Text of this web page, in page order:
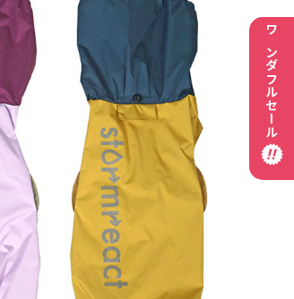
ワンダフルセール